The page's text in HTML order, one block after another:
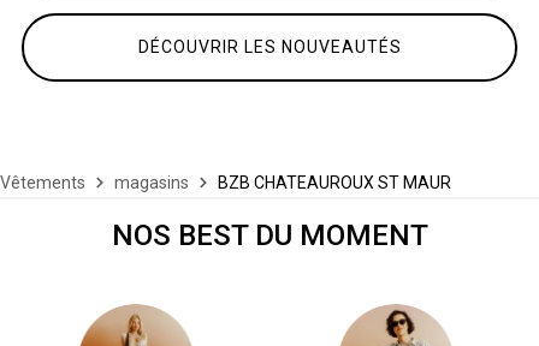
DÉCOUVRIR LES NOUVEAUTÉS
Vêtements magasins BZB CHATEAUROUX ST MAUR
NOS BEST DU MOMENT